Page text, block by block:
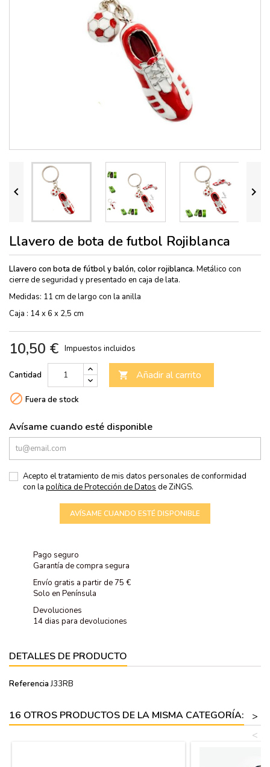
 
Llavero de bota de futbol Rojiblanca
Llavero con bota de fútbol y balón, color rojiblanca. Metálico con
cierre de seguridad y presentado en caja de lata.
Medidas: 11 cm de largo con la anilla
Caja : 14 x 6 x 2,5 cm
10,50 € Impuestos incluidos
Cantidad  Añadir al carrito
 Fuera de stock
Avísame cuando esté disponible
Acepto el tratamiento de mis datos personales de conformidad
con la política de Protección de Datos de ZiNGS.
AVÍSAME CUANDO ESTÉ DISPONIBLE
Pago seguro
Garantía de compra segura
Envío gratis a partir de 75 €
Solo en Península
Devoluciones
14 dias para devoluciones
DETALLES DE PRODUCTO
Referencia J33RB
16 OTROS PRODUCTOS DE LA MISMA CATEGORÍA:
>
<